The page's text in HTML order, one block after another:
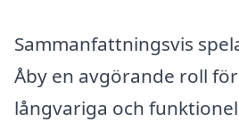
Sammanfattningsvis
Åby en avgörande roll
långvariga och